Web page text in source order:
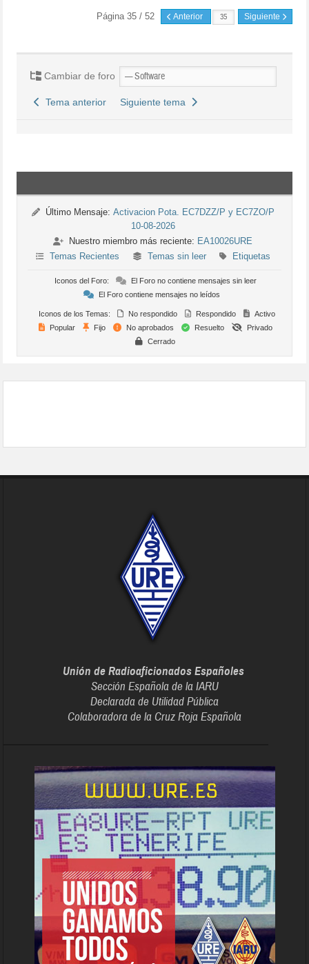
Página 35 / 52 Anterior Siguiente
Cambiar de foro
Tema anterior Siguiente tema
Último Mensaje: Activacion Pota. EC7DZZ/P y EC7ZO/P
10-08-2026
Nuestro miembro más reciente: EA10026URE
Temas Recientes
Temas sin leer Etiquetas
Iconos del Foro:
El Foro no contiene mensajes sin leer
El Foro contiene mensajes no leídos
Iconos de los Temas: No respondido Respondido
Activo
Popular
Fijo No aprobados Resuelto
Privado
Cerrado
Unión de Radioaficionados Españoles
Sección Española de la IARU
Declarada de Utilidad Pública
Colaboradora de la Cruz Roja Española